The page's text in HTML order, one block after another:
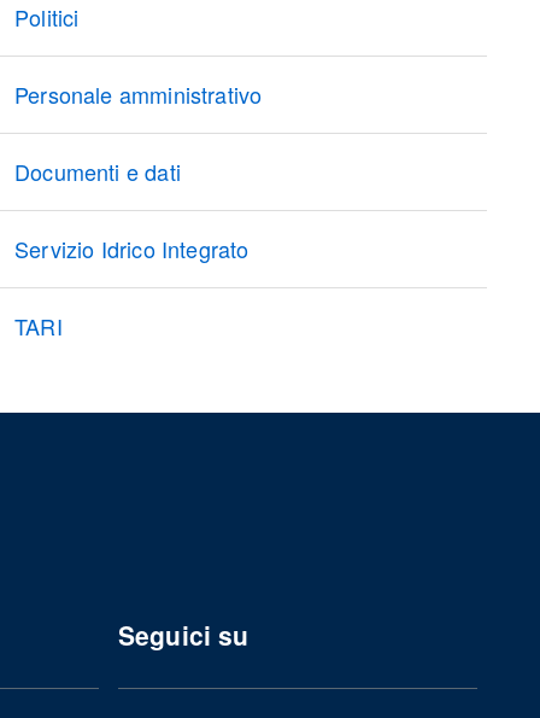
Politici
Personale amministrativo
Documenti e dati
Servizio Idrico Integrato
TARI
Seguici su